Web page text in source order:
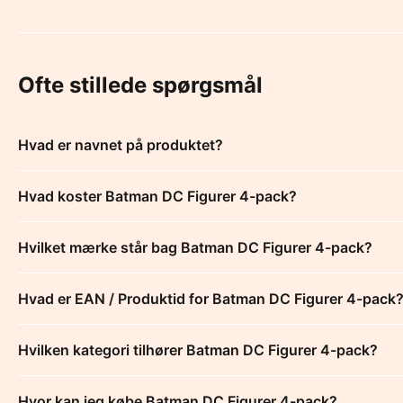
Ofte stillede spørgsmål
Hvad er navnet på produktet?
Hvad koster Batman DC Figurer 4-pack?
Hvilket mærke står bag Batman DC Figurer 4-pack?
Hvad er EAN / Produktid for Batman DC Figurer 4-pack?
Hvilken kategori tilhører Batman DC Figurer 4-pack?